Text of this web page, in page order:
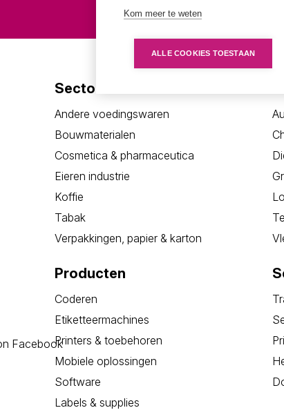
Sectoren
Andere voedingswaren
Bouwmaterialen
Cosmetica & pharmaceutica
Eieren industrie
Koffie
Tabak
Verpakkingen, papier & karton
Producten
Coderen
Etiketteermachines
Printers & toebehoren
Mobiele oplossingen
Software
Labels & supplies
Kom meer te weten
ALLE COOKIES TOESTAAN